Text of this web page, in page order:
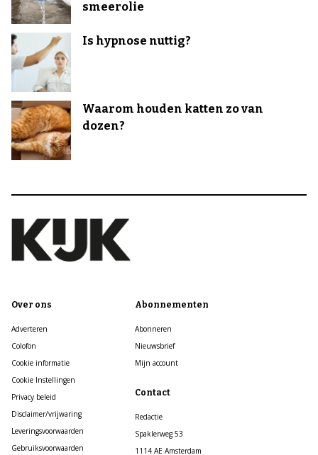
smeerolie
Is hypnose nuttig?
Waarom houden katten zo van
dozen?
Over ons
Adverteren
Colofon
Cookie informatie
Cookie Instellingen
Privacy beleid
Disclaimer/vrijwaring
Leveringsvoorwaarden
Gebruiksvoorwaarden
Abonnementen
Abonneren
Nieuwsbrief
Mijn account
Contact
Redactie
Spaklerweg 53
1114 AE Amsterdam